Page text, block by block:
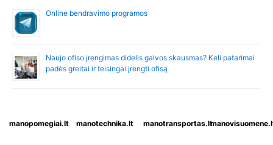
Online bendravimo programos
Naujo ofiso įrengimas didelis galvos skausmas? Keli patarimai
padės greitai ir teisingai įrengti ofisą
manopomegiai.lt manotechnika.lt manotransportas.lt